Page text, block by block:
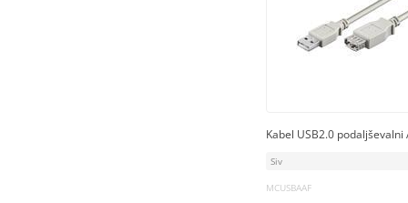
Kabel USB2.0 podaljševalni
Siv
MCUSBAAF